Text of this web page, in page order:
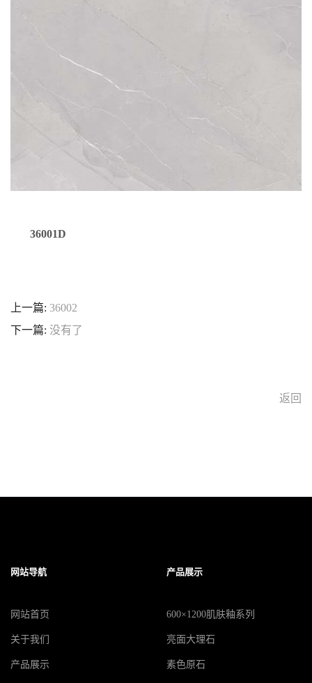
36001D
上一篇: 36002
下一篇: 没有了
返回
网站导航
网站首页
关于我们
产品展示
产品展示
600×1200肌肤釉系列
亮面大理石
素色原石